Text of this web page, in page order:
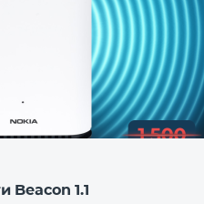
Beacon 1.1